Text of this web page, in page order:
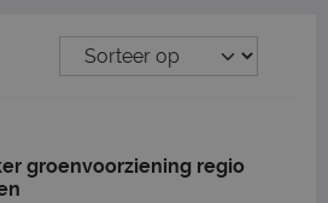
groenvoorziening regio